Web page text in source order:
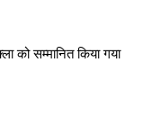
सम्मानित किया गया